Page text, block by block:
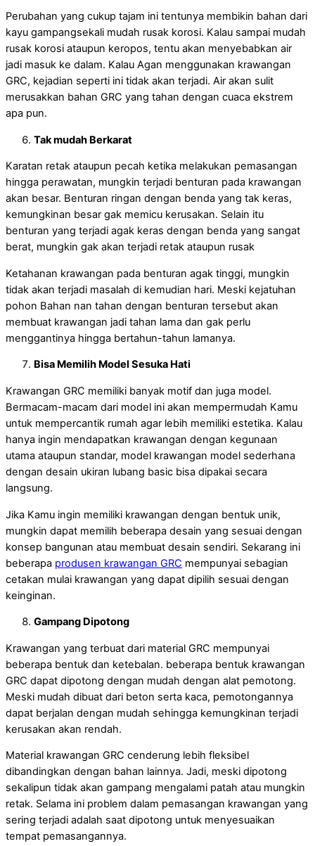
Perubahan yang cukup tajam ini tentunya membikin bahan dari
kayu gampangsekali mudah rusak korosi. Kalau sampai mudah
rusak korosi ataupun keropos, tentu akan menyebabkan air
jadi masuk ke dalam. Kalau Agan menggunakan krawangan
GRC, kejadian seperti ini tidak akan terjadi. Air akan sulit
merusakkan bahan GRC yang tahan dengan cuaca ekstrem
apa pun.
Tak mudah Berkarat
Karatan retak ataupun pecah ketika melakukan pemasangan
hingga perawatan, mungkin terjadi benturan pada krawangan
akan besar. Benturan ringan dengan benda yang tak keras,
kemungkinan besar gak memicu kerusakan. Selain itu
benturan yang terjadi agak keras dengan benda yang sangat
berat, mungkin gak akan terjadi retak ataupun rusak
Ketahanan krawangan pada benturan agak tinggi, mungkin
tidak akan terjadi masalah di kemudian hari. Meski kejatuhan
pohon Bahan nan tahan dengan benturan tersebut akan
membuat krawangan jadi tahan lama dan gak perlu
menggantinya hingga bertahun-tahun lamanya.
Bisa Memilih Model Sesuka Hati
Krawangan GRC memiliki banyak motif dan juga model.
Bermacam-macam dari model ini akan mempermudah Kamu
untuk mempercantik rumah agar lebih memiliki estetika. Kalau
hanya ingin mendapatkan krawangan dengan kegunaan
utama ataupun standar, model krawangan model sederhana
dengan desain ukiran lubang basic bisa dipakai secara
langsung.
Jika Kamu ingin memiliki krawangan dengan bentuk unik,
mungkin dapat memilih beberapa desain yang sesuai dengan
konsep bangunan atau membuat desain sendiri. Sekarang ini
beberapa produsen krawangan GRC mempunyai sebagian
cetakan mulai krawangan yang dapat dipilih sesuai dengan
keinginan.
Gampang Dipotong
Krawangan yang terbuat dari material GRC mempunyai
beberapa bentuk dan ketebalan. beberapa bentuk krawangan
GRC dapat dipotong dengan mudah dengan alat pemotong.
Meski mudah dibuat dari beton serta kaca, pemotongannya
dapat berjalan dengan mudah sehingga kemungkinan terjadi
kerusakan akan rendah.
Material krawangan GRC cenderung lebih fleksibel
dibandingkan dengan bahan lainnya. Jadi, meski dipotong
sekalipun tidak akan gampang mengalami patah atau mungkin
retak. Selama ini problem dalam pemasangan krawangan yang
sering terjadi adalah saat dipotong untuk menyesuaikan
tempat pemasangannya.